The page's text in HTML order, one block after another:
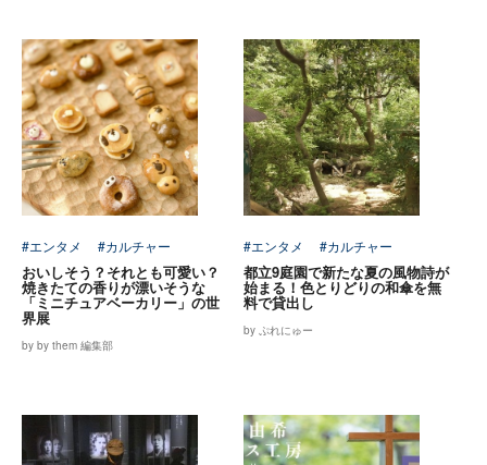
#エンタメ #カルチャー
おいしそう？それとも可愛い？
焼きたての香りが漂いそうな
「ミニチュアベーカリー」の世
界展
by by them 編集部
#エンタメ #カルチャー
都立9庭園で新たな夏の風物詩が
始まる！色とりどりの和傘を無
料で貸出し
by ぷれにゅー